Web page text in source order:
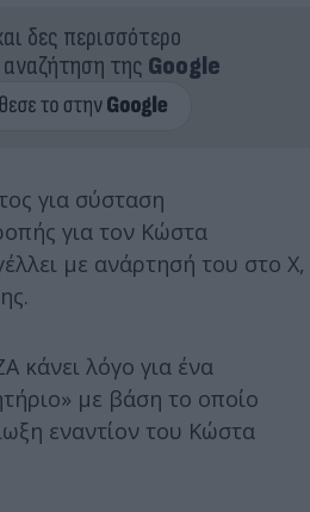
δες περισσότερο
της Google
για σύσταση
για τον Κώστα
με ανάρτησή του στο Χ,
κάνει λόγο για ένα
με βάση το οποίο
εναντίον του Κώστα